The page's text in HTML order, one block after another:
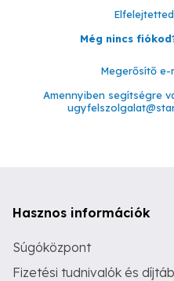
Még nincs
Megerősítő e-
Amennyiben segítségre
Hasznos információk
Súgóközpont
Fizetési tudnivalók és